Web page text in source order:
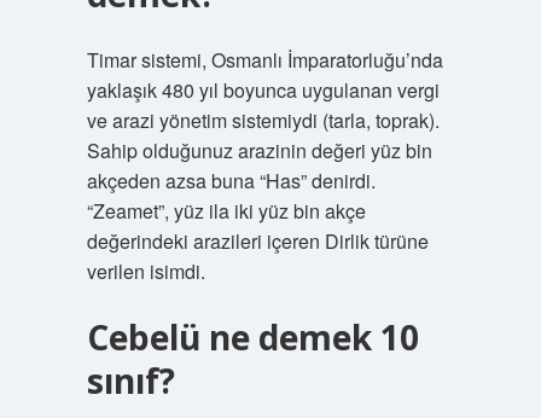
Timar sistemi, Osmanlı İmparatorluğu’nda
yaklaşık 480 yıl boyunca uygulanan vergi
ve arazi yönetim sistemiydi (tarla, toprak).
Sahip olduğunuz arazinin değeri yüz bin
akçeden azsa buna “Has” denirdi.
“Zeamet”, yüz ila iki yüz bin akçe
değerindeki arazileri içeren Dirlik türüne
verilen isimdi.
Cebelü ne demek 10
sınıf?